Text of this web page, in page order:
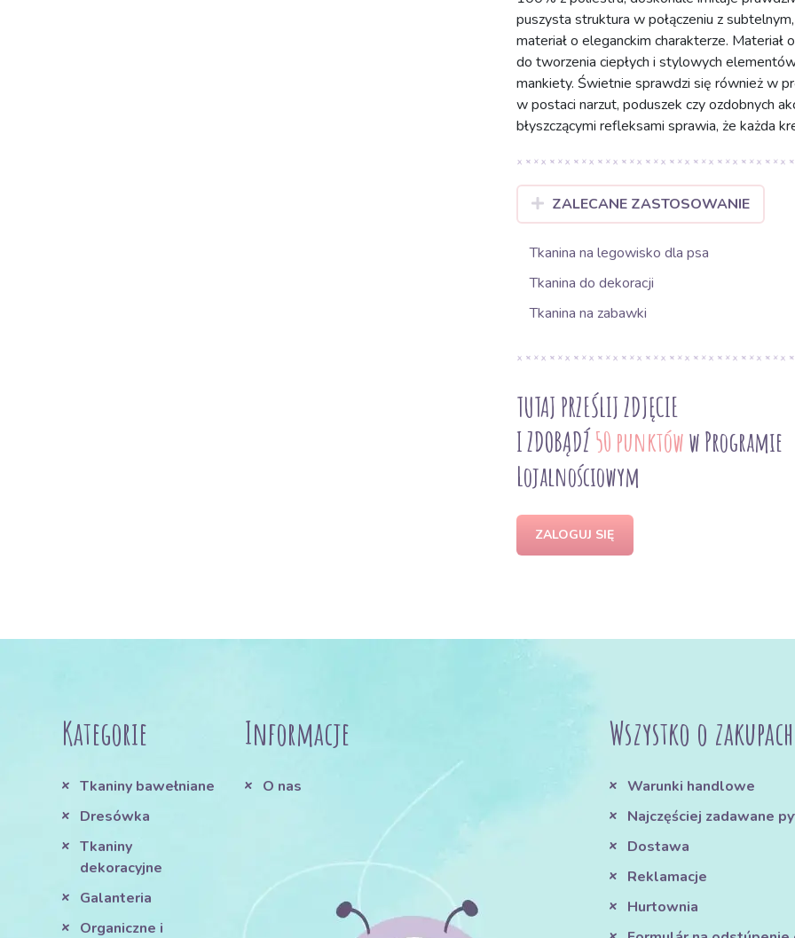
puszysta struktura w połączeniu z
materiał o eleganckim charakterze.
do tworzenia ciepłych i stylowych
mankiety. Świetnie sprawdzi się również w
w postaci narzut, poduszek czy ozdobnych
błyszczącymi refleksami sprawia, że każda
ZALECANE ZASTOSOWANIE
Tkanina na legowisko dla psa
Tkanina do dekoracji
Tkanina na zabawki
TUTAJ PRZEŚLIJ ZDJĘCIE
I ZDOBĄDŹ 50 punktóww Programie
Lojalnościowym
ZALOGUJ SIĘ
Kategorie
Tkaniny bawełniane
Dresówka
Tkaniny
dekoracyjne
Galanteria
Organiczne i
Informacje
O nas
Wszystko o zakupach
Warunki handlowe
Najczęściej zadawane
Dostawa
Reklamacje
Hurtownia